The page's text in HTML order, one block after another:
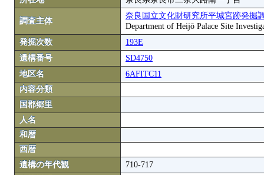
調査主体
奈良国立文化財研究所平城宮跡発掘
Department of Heijō Palace Site
発掘次数
193E
遺構番号
SD4750
地区名
6AFITC11
内容分類
国郡郷里
人名
和暦
西暦
遺構の年代観
710-717